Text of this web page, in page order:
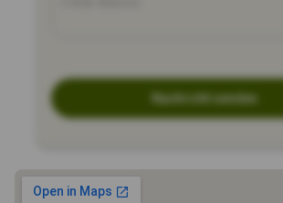
Nachricht senden